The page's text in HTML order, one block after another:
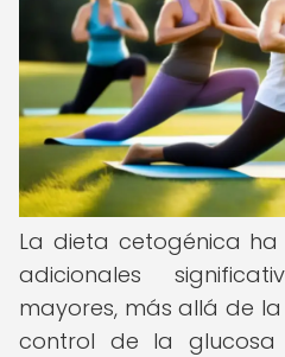
La dieta cetogénica
adicionales
mayores, más allá de
control de la glucosa